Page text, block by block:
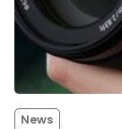
News